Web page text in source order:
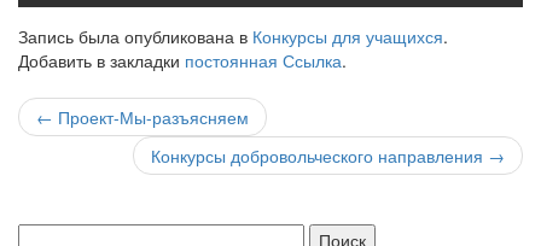
Запись была опубликована в Конкурсы для учащихся.
Добавить в закладки постоянная Ссылка.
Навигация
записи
← Проект-Мы-разъясняем
Конкурсы добровольческого направления →